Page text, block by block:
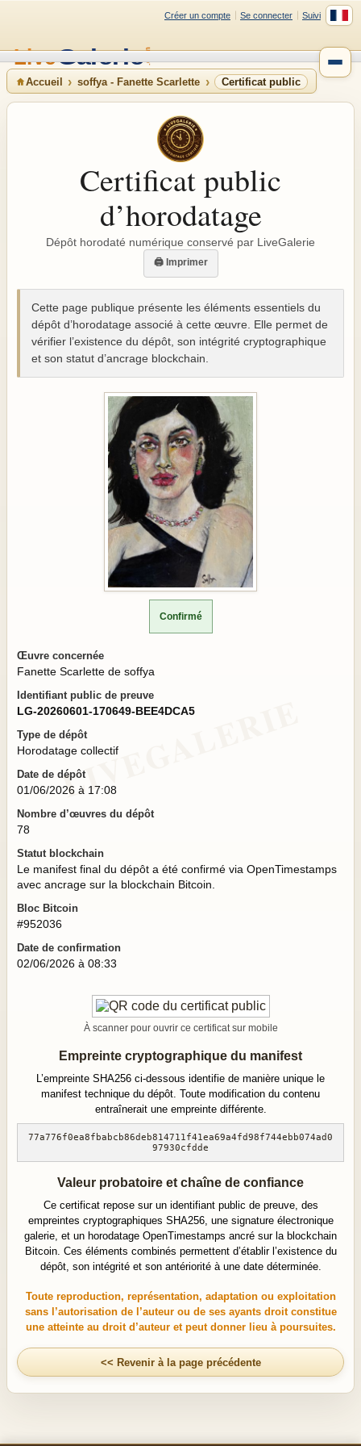
Créer un compte Se connecter Suivi
Accueil soffya - Fanette Scarlette Certificat public
Certificat public
d’horodatage
Dépôt horodaté numérique conservé par LiveGalerie
🖨 Imprimer
Cette page publique présente les éléments essentiels du
dépôt d’horodatage associé à cette œuvre. Elle permet de
vérifier l’existence du dépôt, son intégrité cryptographique
et son statut d’ancrage blockchain.
Confirmé
Œuvre concernée
Fanette Scarlette de soffya
Identifiant public de preuve
LG-20260601-170649-BEE4DCA5
Type de dépôt
Horodatage collectif
Date de dépôt
01/06/2026 à 17:08
Nombre d’œuvres du dépôt
78
Statut blockchain
Le manifest final du dépôt a été confirmé via OpenTimestamps
avec ancrage sur la blockchain Bitcoin.
Bloc Bitcoin
#952036
Date de confirmation
02/06/2026 à 08:33
À scanner pour ouvrir ce certificat sur mobile
Empreinte cryptographique du manifest
L’empreinte SHA256 ci-dessous identifie de manière unique le
manifest technique du dépôt. Toute modification du contenu
entraînerait une empreinte différente.
77a776f0ea8fbabcb86deb814711f41ea69a4fd98f744ebb074ad0
97930cfdde
Valeur probatoire et chaîne de confiance
Ce certificat repose sur un identifiant public de preuve, des
empreintes cryptographiques SHA256, une signature électronique
galerie, et un horodatage OpenTimestamps ancré sur la blockchain
Bitcoin. Ces éléments combinés permettent d’établir l’existence du
dépôt, son intégrité et son antériorité à une date déterminée.
Toute reproduction, représentation, adaptation ou exploitation
sans l’autorisation de l’auteur ou de ses ayants droit constitue
une atteinte au droit d’auteur et peut donner lieu à poursuites.
<< Revenir à la page précédente